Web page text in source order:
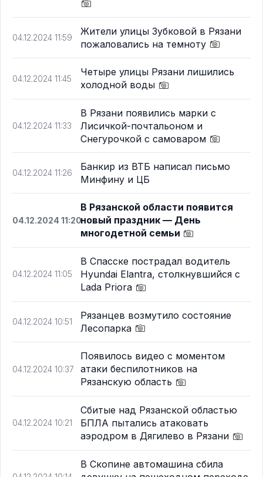
04.12.2024 11:59
Жители улицы Зубковой в Рязани
пожаловались на темноту
04.12.2024 11:45
Четыре улицы Рязани лишились
холодной воды
04.12.2024 11:33
В Рязани появились марки с
Лисичкой-почтальоном и
Снегурочкой с самоваром
04.12.2024 11:26
Банкир из ВТБ написал письмо
Минфину и ЦБ
04.12.2024 11:20
В Рязанской области появится
новый праздник — День
многодетной семьи
04.12.2024 11:05
В Спасске пострадал водитель
Hyundai Elantra, столкнувшийся с
Lada Priora
04.12.2024 10:51
Рязанцев возмутило состояние
Лесопарка
04.12.2024 10:37
Появилось видео с моментом
атаки беспилотников на
Рязанскую область
04.12.2024 10:21
Сбитые над Рязанской областью
БПЛА пытались атаковать
аэродром в Дягилево в Рязани
В Скопине автомашина сбила